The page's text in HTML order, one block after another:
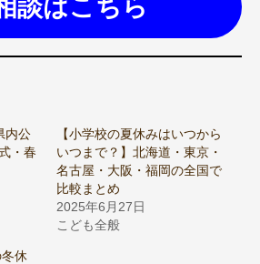
談はこちら
内公
・春
【小学校の夏休みはいつから
いつまで？】北海道・東京・
名古屋・大阪・福岡の全国で
比較まとめ
2025年6月27日
こども全般
冬休